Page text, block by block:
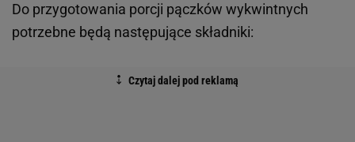
Do przygotowania porcji pączków wykwintnych
potrzebne będą następujące składniki: